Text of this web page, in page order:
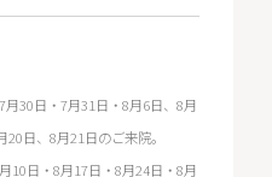
30日・7月31日・8月6日、8月
日、8月21日のご来院。
10日・8月17日・8月24日・8月